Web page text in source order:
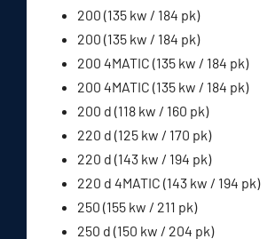
200 (135 kw / 184 pk)
200 (135 kw / 184 pk)
200 4MATIC (135 kw / 184 pk)
200 4MATIC (135 kw / 184 pk)
200 d (118 kw / 160 pk)
220 d (125 kw / 170 pk)
220 d (143 kw / 194 pk)
220 d 4MATIC (143 kw / 194 pk)
250 (155 kw / 211 pk)
250 d (150 kw / 204 pk)